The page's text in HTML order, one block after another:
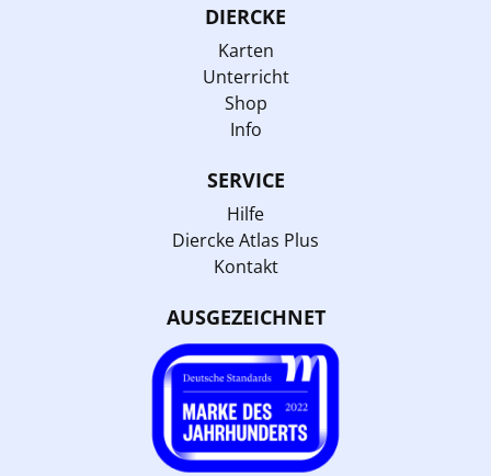
DIERCKE
Karten
Unterricht
Shop
Info
SERVICE
Hilfe
Diercke Atlas Plus
Kontakt
AUSGEZEICHNET